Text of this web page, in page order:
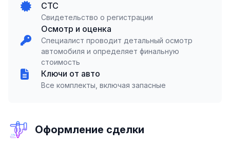
СТС
Свидетельство о регистрации
Осмотр и оценка
Специалист проводит детальный осмотр
автомобиля и определяет финальную
стоимость
Ключи от авто
Все комплекты, включая запасные
Оформление сделки